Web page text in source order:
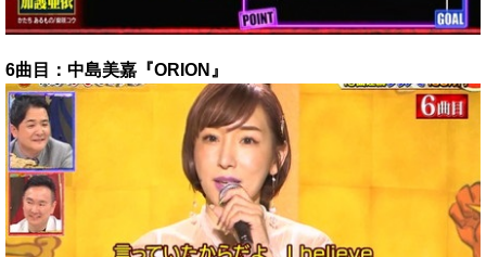
6曲目：中島美嘉『ORION』